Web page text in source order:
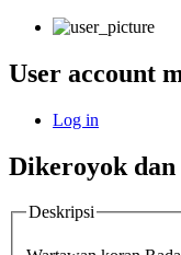
User account
Log in
Dikeroyok
Deskripsi